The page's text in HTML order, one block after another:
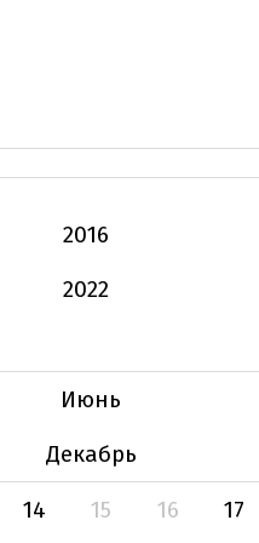
2016
2022
Июнь
Декабрь
14
15 16 17